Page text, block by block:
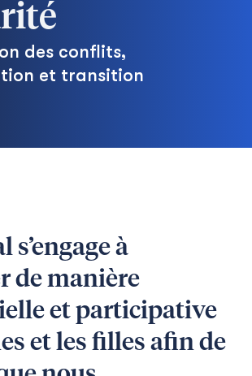
des conflits,
et transition
s’engage à
de manière
et participative
et les filles afin de